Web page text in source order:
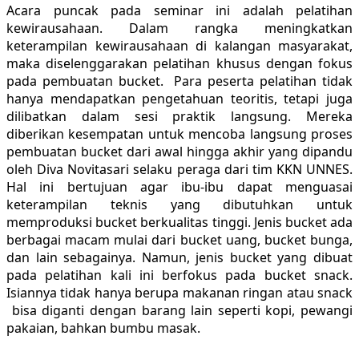
Acara puncak pada seminar ini adalah pelatihan
kewirausahaan. Dalam rangka meningkatkan
keterampilan kewirausahaan di kalangan masyarakat,
maka diselenggarakan pelatihan khusus dengan fokus
pada pembuatan bucket. Para peserta pelatihan tidak
hanya mendapatkan pengetahuan teoritis, tetapi juga
dilibatkan dalam sesi praktik langsung. Mereka
diberikan kesempatan untuk mencoba langsung proses
pembuatan bucket dari awal hingga akhir yang dipandu
oleh Diva Novitasari selaku peraga dari tim KKN UNNES.
Hal ini bertujuan agar ibu-ibu dapat menguasai
keterampilan teknis yang dibutuhkan untuk
memproduksi bucket berkualitas tinggi. Jenis bucket ada
berbagai macam mulai dari bucket uang, bucket bunga,
dan lain sebagainya. Namun, jenis bucket yang dibuat
pada pelatihan kali ini berfokus pada bucket snack.
Isiannya tidak hanya berupa makanan ringan atau snack
bisa diganti dengan barang lain seperti kopi, pewangi
pakaian, bahkan bumbu masak.